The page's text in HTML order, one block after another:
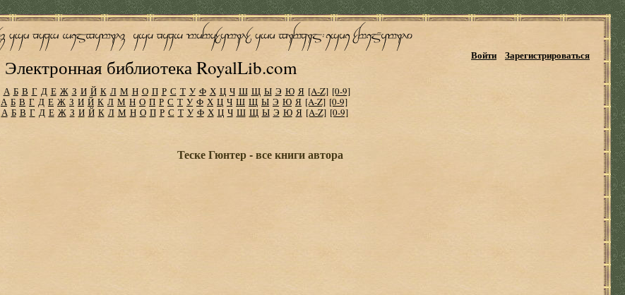
Электронная библиотека RoyalLib.com
Войти Зарегистрироваться
А Б В Г Д Е Ж З И Й К Л М Н О П Р С Т У Ф Х Ц Ч Ш Щ Ы Э Ю Я [A-Z] [0-9]
А Б В Г Д Е Ж З И Й К Л М Н О П Р С Т У Ф Х Ц Ч Ш Щ Ы Э Ю Я [A-Z] [0-9]
А Б В Г Д Е Ж З И Й К Л М Н О П Р С Т У Ф Х Ц Ч Ш Щ Ы Э Ю Я [A-Z] [0-9]
Теске Гюнтер - все книги автора